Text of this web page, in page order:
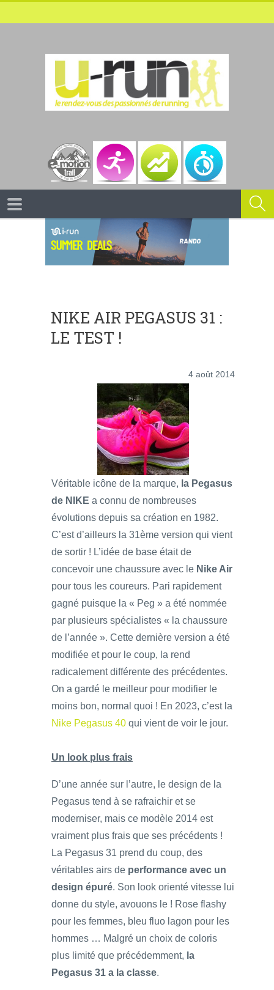
NIKE AIR PEGASUS 31 :
LE TEST !
4 août 2014
Véritable icône de la marque, la Pegasus
de NIKE a connu de nombreuses
évolutions depuis sa création en 1982.
C’est d’ailleurs la 31ème version qui vient
de sortir ! L’idée de base était de
concevoir une chaussure avec le Nike Air
pour tous les coureurs. Pari rapidement
gagné puisque la « Peg » a été nommée
par plusieurs spécialistes « la chaussure
de l’année ». Cette dernière version a été
modifiée et pour le coup, la rend
radicalement différente des précédentes.
On a gardé le meilleur pour modifier le
moins bon, normal quoi ! En 2023, c’est la
Nike Pegasus 40 qui vient de voir le jour.
Un look plus frais
D’une année sur l’autre, le design de la
Pegasus tend à se rafraichir et se
moderniser, mais ce modèle 2014 est
vraiment plus frais que ses précédents !
La Pegasus 31 prend du coup, des
véritables airs de performance avec un
design épuré. Son look orienté vitesse lui
donne du style, avouons le ! Rose flashy
pour les femmes, bleu fluo lagon pour les
hommes … Malgré un choix de coloris
plus limité que précédemment, la
Pegasus 31 a la classe.